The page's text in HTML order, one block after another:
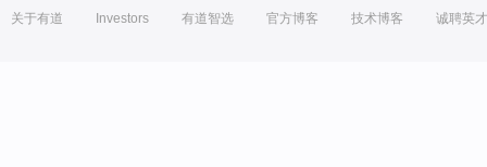
关于有道 Investors 有道智选 官方博客 技术博客 诚聘英才